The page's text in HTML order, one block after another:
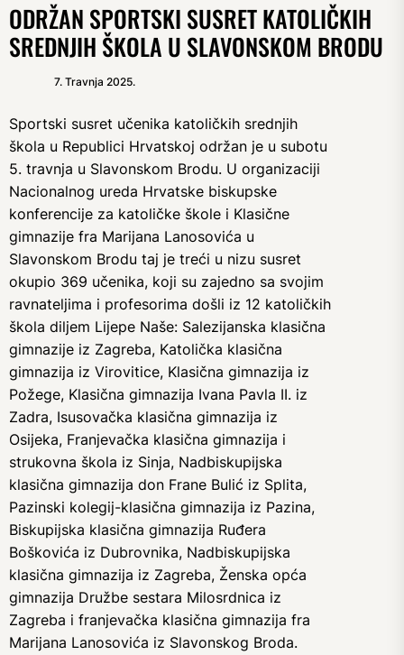
ODRŽAN SPORTSKI SUSRET KATOLIČKIH
SREDNJIH ŠKOLA U SLAVONSKOM BRODU
7. Travnja 2025.
Sportski susret učenika katoličkih srednjih
škola u Republici Hrvatskoj održan je u subotu
5. travnja u Slavonskom Brodu. U organizaciji
Nacionalnog ureda Hrvatske biskupske
konferencije za katoličke škole i Klasične
gimnazije fra Marijana Lanosovića u
Slavonskom Brodu taj je treći u nizu susret
okupio 369 učenika, koji su zajedno sa svojim
ravnateljima i profesorima došli iz 12 katoličkih
škola diljem Lijepe Naše: Salezijanska klasična
gimnazije iz Zagreba, Katolička klasična
gimnazija iz Virovitice, Klasična gimnazija iz
Požege, Klasična gimnazija Ivana Pavla II. iz
Zadra, Isusovačka klasična gimnazija iz
Osijeka, Franjevačka klasična gimnazija i
strukovna škola iz Sinja, Nadbiskupijska
klasična gimnazija don Frane Bulić iz Splita,
Pazinski kolegij-klasična gimnazija iz Pazina,
Biskupijska klasična gimnazija Ruđera
Boškovića iz Dubrovnika, Nadbiskupijska
klasična gimnazija iz Zagreba, Ženska opća
gimnazija Družbe sestara Milosrdnica iz
Zagreba i franjevačka klasična gimnazija fra
Marijana Lanosovića iz Slavonskog Broda.